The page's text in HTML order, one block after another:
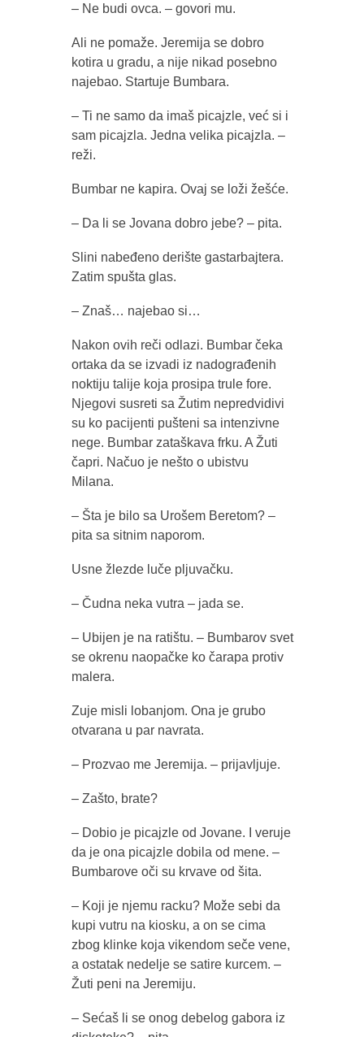
– Ne budi ovca. – govori mu.
Ali ne pomaže. Jeremija se dobro
kotira u gradu, a nije nikad posebno
najebao. Startuje Bumbara.
– Ti ne samo da imaš picajzle, već si i
sam picajzla. Jedna velika picajzla. –
reži.
Bumbar ne kapira. Ovaj se loži žešće.
– Da li se Jovana dobro jebe? – pita.
Slini nabeđeno derište gastarbajtera.
Zatim spušta glas.
– Znaš… najebao si…
Nakon ovih reči odlazi. Bumbar čeka
ortaka da se izvadi iz nadograđenih
noktiju talije koja prosipa trule fore.
Njegovi susreti sa Žutim nepredvidivi
su ko pacijenti pušteni sa intenzivne
nege. Bumbar zataškava frku. A Žuti
čapri. Načuo je nešto o ubistvu
Milana.
– Šta je bilo sa Urošem Beretom? –
pita sa sitnim naporom.
Usne žlezde luče pljuvačku.
– Čudna neka vutra – jada se.
– Ubijen je na ratištu. – Bumbarov svet
se okrenu naopačke ko čarapa protiv
malera.
Zuje misli lobanjom. Ona je grubo
otvarana u par navrata.
– Prozvao me Jeremija. – prijavljuje.
– Zašto, brate?
– Dobio je picajzle od Jovane. I veruje
da je ona picajzle dobila od mene. –
Bumbarove oči su krvave od šita.
– Koji je njemu racku? Može sebi da
kupi vutru na kiosku, a on se cima
zbog klinke koja vikendom seče vene,
a ostatak nedelje se satire kurcem. –
Žuti peni na Jeremiju.
– Sećaš li se onog debelog gabora iz